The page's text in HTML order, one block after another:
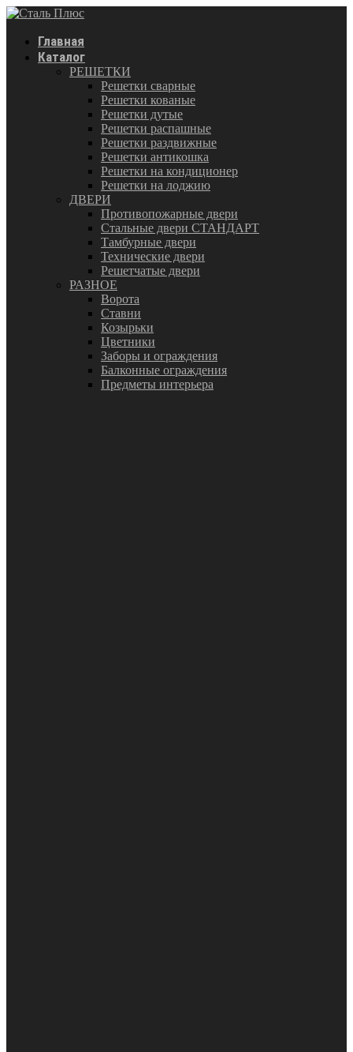
Главная
Каталог
РЕШЕТКИ
Решетки сварные
Решетки кованые
Решетки дутые
Решетки распашные
Решетки раздвижные
Решетки антикошка
Решетки на кондиционер
Решетки на лоджию
ДВЕРИ
Противопожарные двери
Стальные двери СТАНДАРТ
Тамбурные двери
Технические двери
Решетчатые двери
РАЗНОЕ
Ворота
Ставни
Козырьки
Цветники
Заборы и ограждения
Балконные ограждения
Предметы интерьера